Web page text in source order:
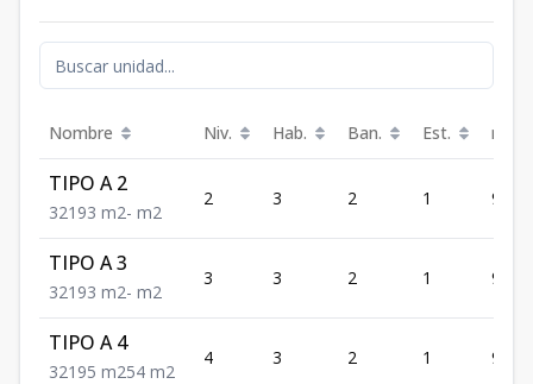
Nombre Niv. Hab. Ban. Est. m²
TIPO A 2
321 93 m2- m2
2 3 2 1 93
TIPO A 3
321 93 m2- m2
3 3 2 1 93
TIPO A 4
321 95 m254 m2
4 3 2 1 95